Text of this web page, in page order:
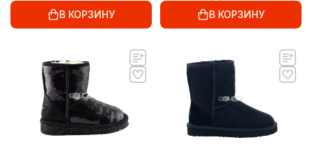
В КОРЗИНУ В КОРЗИНУ